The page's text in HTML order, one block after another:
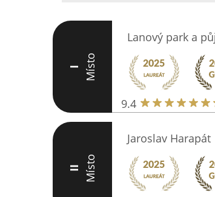
I Místo
Lanový park a
9.4
II Místo
Jaroslav Harapát